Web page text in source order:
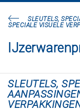
SLEUTELS,
SPECIALE VISUELE
SLEUTELS,